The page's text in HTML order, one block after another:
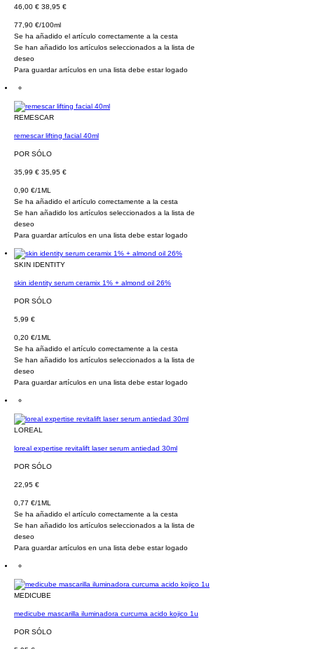
46,00 € 38,95 €
77,90 €/100ml
Se ha añadido el artículo correctamente a la cesta
Se han añadido los artículos seleccionados a la lista de
deseo
Para guardar artículos en una lista debe estar logado
REMESCAR
remescar lifting facial 40ml
POR SÓLO
35,99 € 35,95 €
0,90 €/1ML
Se ha añadido el artículo correctamente a la cesta
Se han añadido los artículos seleccionados a la lista de
deseo
Para guardar artículos en una lista debe estar logado
SKIN IDENTITY
skin identity serum ceramix 1% + almond oil 26%
POR SÓLO
5,99 €
0,20 €/1ML
Se ha añadido el artículo correctamente a la cesta
Se han añadido los artículos seleccionados a la lista de
deseo
Para guardar artículos en una lista debe estar logado
LOREAL
loreal expertise revitalift laser serum antiedad 30ml
POR SÓLO
22,95 €
0,77 €/1ML
Se ha añadido el artículo correctamente a la cesta
Se han añadido los artículos seleccionados a la lista de
deseo
Para guardar artículos en una lista debe estar logado
MEDICUBE
medicube mascarilla iluminadora curcuma acido kojico 1u
POR SÓLO